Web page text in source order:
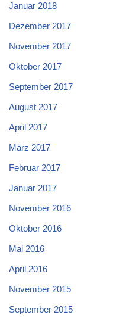
Januar 2018
Dezember 2017
November 2017
Oktober 2017
September 2017
August 2017
April 2017
März 2017
Februar 2017
Januar 2017
November 2016
Oktober 2016
Mai 2016
April 2016
November 2015
September 2015